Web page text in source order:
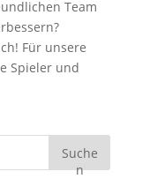
Team
Für unsere
Spieler und
Suche
n